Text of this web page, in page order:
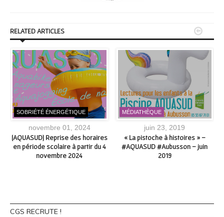
RELATED ARTICLES
SOBRIÉTÉ ÉNERGÉTIQUE
novembre 01, 2024
[AQUASUD] Reprise des horaires
en période scolaire à partir du 4
novembre 2024
MÉDIATHÈQUE
juin 23, 2019
« La pistoche à histoires » –
#AQUASUD #Aubusson – juin
2019

CGS RECRUTE !